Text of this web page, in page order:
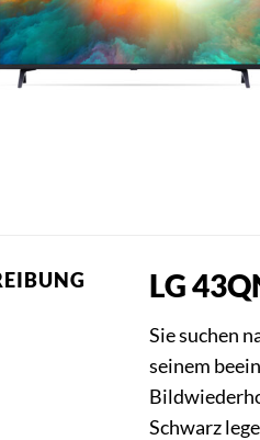
LG
Sie suchen
seinem
Schwarz